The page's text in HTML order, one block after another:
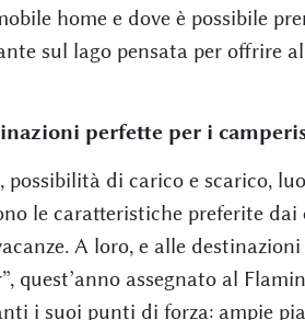
home e dove è possibile
sul lago pensata per offrire
perfette per i
possibilità di carico e scarico,
le caratteristiche preferite
A loro, e alle
quest’anno assegnato al
i suoi punti di forza: ampie